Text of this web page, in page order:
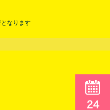
なります